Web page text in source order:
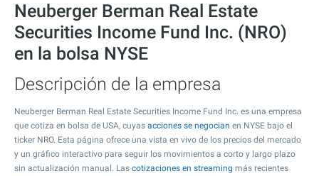
Neuberger Berman Real Estate
Securities Income Fund Inc. (NRO)
en la bolsa NYSE
Descripción de la empresa
Neuberger Berman Real Estate Securities Income Fund Inc. es una empresa
que cotiza en bolsa de USA, cuyas acciones se negocian en NYSE bajo el
ticker NRO. Esta página ofrece una vista en vivo de los precios del mercado
y un gráfico interactivo para seguir los movimientos a corto y largo plazo
sin actualización manual. Las cotizaciones en streaming más recientes